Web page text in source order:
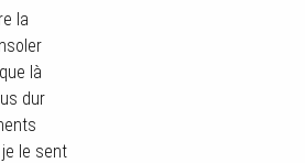
la
là
dur
le sent